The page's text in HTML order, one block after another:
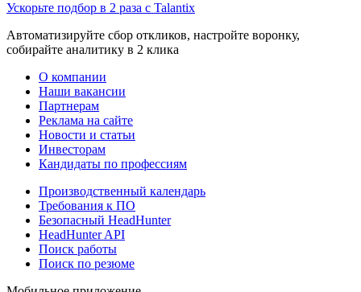
Ускорьте подбор в 2 раза с Talantix
Автоматизируйте сбор откликов, настройте воронку,
собирайте аналитику в 2 клика
О компании
Наши вакансии
Партнерам
Реклама на сайте
Новости и статьи
Инвесторам
Кандидаты по профессиям
Производственный календарь
Требования к ПО
Безопасный HeadHunter
HeadHunter API
Поиск работы
Поиск по резюме